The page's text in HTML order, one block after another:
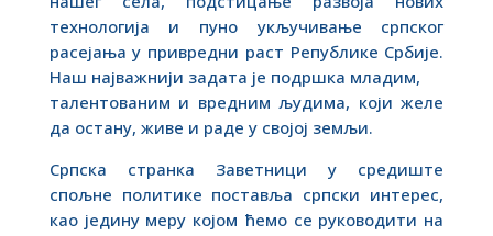
технологија и пуно укључивање српског
расејања у привредни раст Републике Србије.
Наш најважнији задата је подршка младим,
талентованим и вредним људима, који желе
да остану, живе и раде у својој земљи.
Српска странка Заветници у средиште
спољне политике поставља српски интерес,
као једину меру којом ћемо се руководити на